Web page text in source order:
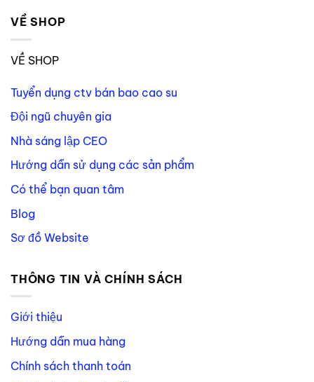
VỀ SHOP
VỀ SHOP
Tuyển dụng ctv bán bao cao su
Đội ngũ chuyên gia
Nhà sáng lập CEO
Hướng dẫn sử dụng các sản phẩm
Có thể bạn quan tâm
Blog
Sơ đồ Website
THÔNG TIN VÀ CHÍNH SÁCH
Giới thiệu
Hướng dẫn mua hàng
Chính sách thanh toán